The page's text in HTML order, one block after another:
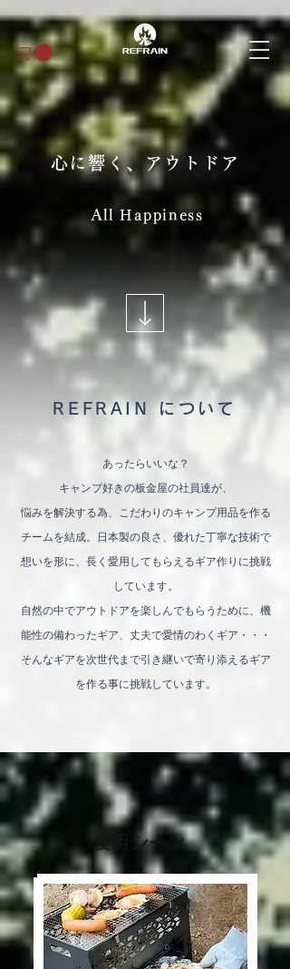
心に響く、アウトドア
All Happiness
REFRAIN について
あったらいいな？
キャンプ好きの板金屋の社員達が、
悩みを解決する為、 こだわりのキャンプ用品を作る
チームを結成。日本製の良さ、優れた丁寧な技術で
想いを形に、 長く愛用してもらえるギア作りに挑戦
しています。
自然の中でアウトドアを楽しんでもらうために、 機
能性の備わったギア、丈夫で愛情のわくギア・・・
そんなギアを次世代まで引き継いで寄り添えるギア
を作る事に挑戦しています。
​使用シーン